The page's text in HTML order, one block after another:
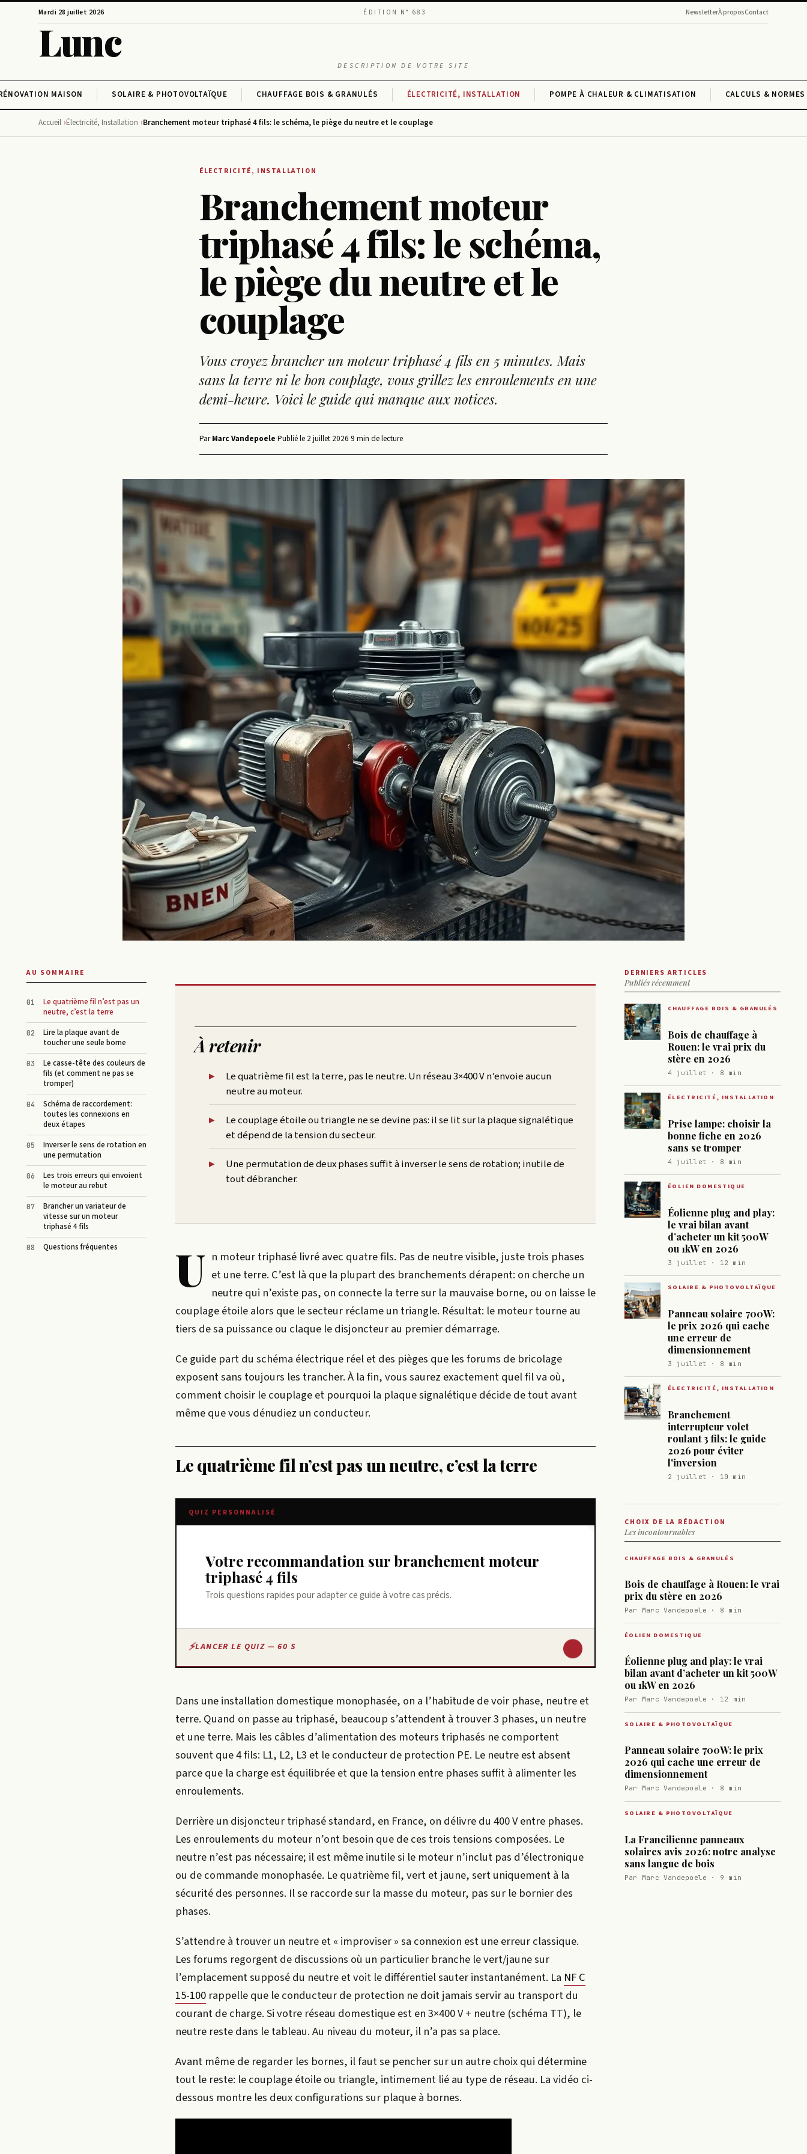
Mardi 28 juillet 2026 ÉDITION N° 683 NewsletterÀ proposContact
Lunc
DESCRIPTION DE VOTRE SITE
MAISON SOLAIRE & PHOTOVOLTAÏQUE CHAUFFAGE BOIS & GRANULÉS ÉLECTRICITÉ, INSTALLATION POMPE À CHALEUR & CLIMATISATION CALCULS &
Accueil Électricité, Installation Branchement moteur triphasé 4 fils: le schéma, le piège du neutre et le couplage
ÉLECTRICITÉ, INSTALLATION
Branchement moteur
triphasé 4 fils: le schéma,
le piège du neutre et le
couplage
Vous croyez brancher un moteur triphasé 4 fils en 5 minutes. Mais
sans la terre ni le bon couplage, vous grillez les enroulements en une
demi-heure. Voici le guide qui manque aux notices.
ParMarc Vandepoele·Publié le 2 juillet 2026·9 min de lecture
AU SOMMAIRE
Le quatrième fil n’est pas un
neutre, c’est la terre
Lire la plaque avant de
toucher une seule borne
Le casse-tête des couleurs de
fils (et comment ne pas se
tromper)
Schéma de raccordement:
toutes les connexions en
deux étapes
Inverser le sens de rotation en
une permutation
Les trois erreurs qui envoient
le moteur au rebut
Brancher un variateur de
vitesse sur un moteur
triphasé 4 fils
Questions fréquentes
À retenir
Le quatrième fil est la terre, pas le neutre. Un réseau 3×400 V n’envoie aucun
neutre au moteur.
Le couplage étoile ou triangle ne se devine pas: il se lit sur la plaque signalétique
et dépend de la tension du secteur.
Une permutation de deux phases suffit à inverser le sens de rotation; inutile de
tout débrancher.
U n moteur triphasé livré avec quatre fils. Pas de neutre visible, juste trois phases
et une terre. C’est là que la plupart des branchements dérapent: on cherche un
neutre qui n’existe pas, on connecte la terre sur la mauvaise borne, ou on laisse le
couplage étoile alors que le secteur réclame un triangle. Résultat: le moteur tourne au
tiers de sa puissance ou claque le disjoncteur au premier démarrage.
Ce guide part du schéma électrique réel et des pièges que les forums de bricolage
exposent sans toujours les trancher. À la fin, vous saurez exactement quel fil va où,
comment choisir le couplage et pourquoi la plaque signalétique décide de tout avant
même que vous dénudiez un conducteur.
Le quatrième fil n’est pas un neutre, c’est la terre
QUIZ PERSONNALISÉ
Votre recommandation sur branchement moteur
triphasé 4 fils
Trois questions rapides pour adapter ce guide à votre cas précis.
LANCER LE QUIZ — 60 S
Dans une installation domestique monophasée, on a l’habitude de voir phase, neutre et
terre. Quand on passe au triphasé, beaucoup s’attendent à trouver 3 phases, un neutre
et une terre. Mais les câbles d’alimentation des moteurs triphasés ne comportent
souvent que 4 fils: L1, L2, L3 et le conducteur de protection PE. Le neutre est absent
parce que la charge est équilibrée et que la tension entre phases suffit à alimenter les
enroulements.
Derrière un disjoncteur triphasé standard, en France, on délivre du 400 V entre phases.
Les enroulements du moteur n’ont besoin que de ces trois tensions composées. Le
neutre n’est pas nécessaire; il est même inutile si le moteur n’inclut pas d’électronique
ou de commande monophasée. Le quatrième fil, vert et jaune, sert uniquement à la
sécurité des personnes. Il se raccorde sur la masse du moteur, pas sur le bornier des
phases.
S’attendre à trouver un neutre et « improviser » sa connexion est une erreur classique.
Les forums regorgent de discussions où un particulier branche le vert/jaune sur
l’emplacement supposé du neutre et voit le différentiel sauter instantanément. La NF C
15-100 rappelle que le conducteur de protection ne doit jamais servir au transport du
courant de charge. Si votre réseau domestique est en 3×400 V + neutre (schéma TT), le
neutre reste dans le tableau. Au niveau du moteur, il n’a pas sa place.
Avant même de regarder les bornes, il faut se pencher sur un autre choix qui détermine
tout le reste: le couplage étoile ou triangle, intimement lié au type de réseau. La vidéo ci-
dessous montre les deux configurations sur plaque à bornes.
DERNIERS ARTICLES
Publiés récemment
CHAUFFAGE BOIS & GRANULÉS
Bois de chauffage à
Rouen: le vrai prix du
stère en 2026
4 juillet · 8 min
ÉLECTRICITÉ, INSTALLATION
Prise lampe: choisir la
bonne fiche en 2026
sans se tromper
4 juillet · 8 min
ÉOLIEN DOMESTIQUE
Éolienne plug and play:
le vrai bilan avant
d’acheter un kit 500W
ou 1kW en 2026
3 juillet · 12 min
SOLAIRE & PHOTOVOLTAÏQUE
Panneau solaire 700W:
le prix 2026 qui cache
une erreur de
dimensionnement
3 juillet · 8 min
ÉLECTRICITÉ, INSTALLATION
Branchement
interrupteur volet
roulant 3 fils: le guide
2026 pour éviter
l'inversion
2 juillet · 10 min
CHOIX DE LA RÉDACTION
Les incontournables
CHAUFFAGE BOIS & GRANULÉS
Bois de chauffage à Rouen: le vrai
prix du stère en 2026
Par Marc Vandepoele · 8 min
ÉOLIEN DOMESTIQUE
Éolienne plug and play: le vrai
bilan avant d’acheter un kit 500W
ou 1kW en 2026
Par Marc Vandepoele · 12 min
SOLAIRE & PHOTOVOLTAÏQUE
Panneau solaire 700W: le prix
2026 qui cache une erreur de
dimensionnement
Par Marc Vandepoele · 8 min
SOLAIRE & PHOTOVOLTAÏQUE
La Francilienne panneaux
solaires avis 2026: notre analyse
sans langue de bois
Par Marc Vandepoele · 9 min